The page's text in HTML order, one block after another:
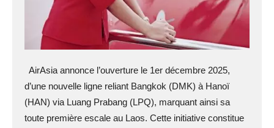
AirAsia annonce l’ouverture le 1er décembre 2025,
d’une nouvelle ligne reliant Bangkok (DMK) à Hanoï
(HAN) via Luang Prabang (LPQ), marquant ainsi sa
toute première escale au Laos. Cette initiative constitue